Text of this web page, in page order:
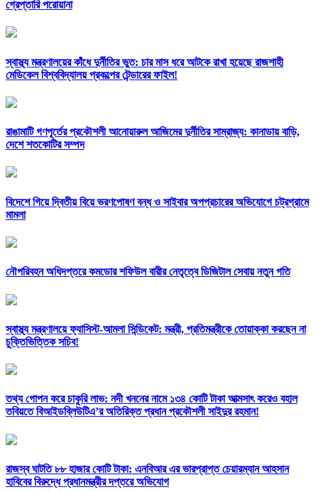
গ্রেপ্তারি পরোয়ানা
স্বাস্থ্য মন্ত্রণালয়ের কাঁধে দুর্নীতির ভুত: চার মাস ধরে আটকে রাখা হয়েছে রাজশাহী
মেডিকেল বিশ্ববিদ্যালয় প্রকল্পের টেন্ডারের ফাইল!
রাঙামাটি গণপূর্তের প্রকৌশলী আনোয়ারুল আজিমের দুর্নীতির সাম্রাজ্য: কানাডায় বাড়ি,
দেশে শতকোটির সম্পদ
বিদেশে গিয়ে দ্বিতীয় বিয়ে ভরণপোষণ বন্ধ ও সাইবার অপপ্রচারের অভিযোগে চট্রগ্রামে
মামলা
নৌপরিবহন অধিদপ্তরে কমডোর শফিউল বারীর নেতৃত্বে ডিজিটাল সেবায় নতুন গতি
স্বাস্থ্য মন্ত্রণালয়ে ফ্যাসিস্ট-আমলা সিন্ডিকেট: মন্ত্রী, প্রতিমন্ত্রীকে তোয়াক্কা করছেন না
চুক্তিভিত্তিক সচিব!
তথ্য গোপন করে চাকুরি লাভ: নদী খননের নামে ১৩৪ কোটি টাকা আত্মসাৎ করেও বহাল
তবিয়তে বিআইডব্লিউটিএ’র অতিরিক্ত প্রধান প্রকৌশলী সাইদুর রহমান!
রাজস্ব ঘাটতি ৮৮ হাজার কোটি টাকা: এনবিআর এর ভারপ্রাপ্ত চেয়ারম্যান আহসান
হাবিবের বিরুদ্ধে প্রধানমন্ত্রীর দপ্তরে অভিযোগ